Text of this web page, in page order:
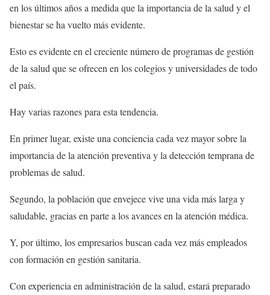
en los últimos años a medida que la importancia de la salud y el
bienestar se ha vuelto más evidente.
Esto es evidente en el creciente número de programas de gestión
de la salud que se ofrecen en los colegios y universidades de todo
el país.
Hay varias razones para esta tendencia.
En primer lugar, existe una conciencia cada vez mayor sobre la
importancia de la atención preventiva y la detección temprana de
problemas de salud.
Segundo, la población que envejece vive una vida más larga y
saludable, gracias en parte a los avances en la atención médica.
Y, por último, los empresarios buscan cada vez más empleados
con formación en gestión sanitaria.
Con experiencia en administración de la salud, estará preparado